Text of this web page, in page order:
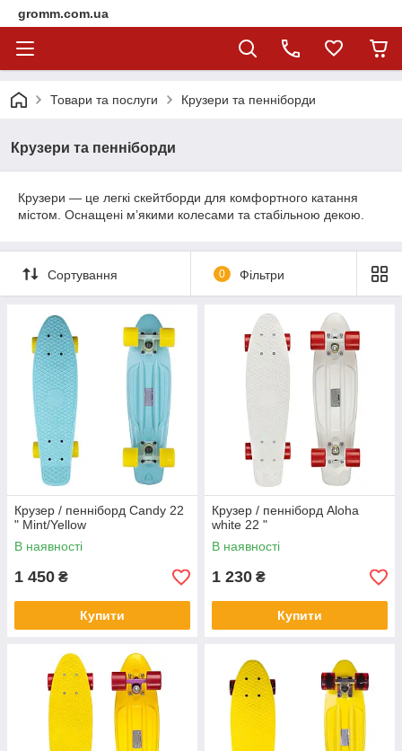
gromm.com.ua
Товари та послуги Крузери та пенніборди
Крузери та пенніборди
Крузери — це легкі скейтборди для комфортного катання
містом. Оснащені м’якими колесами та стабільною декою.
Сортування 0 Фільтри
Крузер / пенніборд Candy 22
" Mint/Yellow
В наявності
1 450 ₴
Купити
Крузер / пенніборд Aloha
white 22 "
В наявності
1 230 ₴
Купити